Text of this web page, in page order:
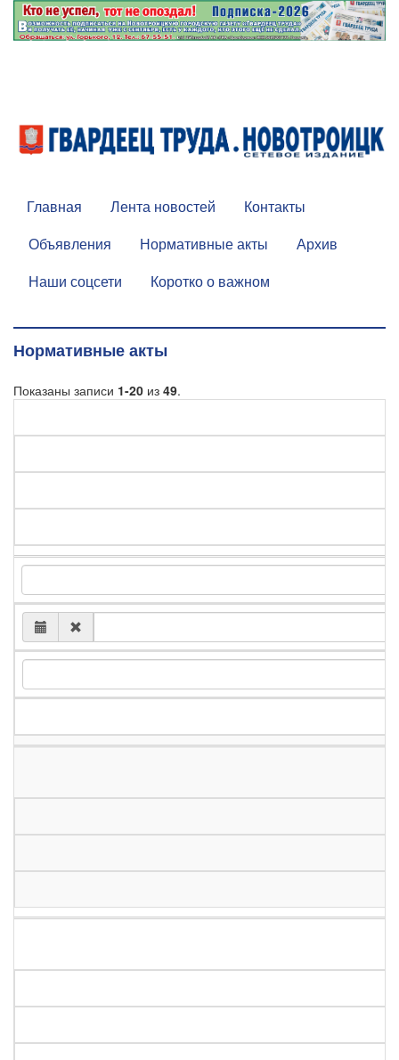
Главная Лента новостей
Контакты
Объявления
Нормативные акты
Архив
Наши соцсети
Коротко о важном
Нормативные акты
Показаны записи 1-20 из 49.